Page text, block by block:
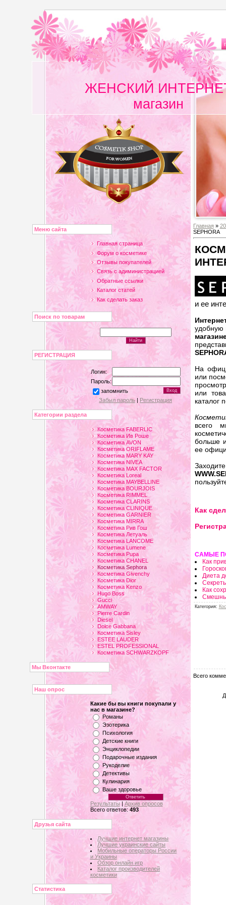
ЖЕНСКИЙ
магазин
Меню сайта
Главная страница
Форум о косметике
Отзывы покупателей
Связь с адиминистрацией
Обратные ссылки
Каталог статей
Как сделать заказ
Поиск по товарам
РЕГИСТРАЦИЯ
Логин:
Пароль:
запомнить
Забыл пароль | Регистрация
Категории раздела
Косметика FABERLIC
Косметика Ив Роше
Косметика AVON
Косметика ORIFLAME
Косметика MARY KAY
Косметика NIVEA
Косметика MAX FACTOR
Косметика Loreal
Косметика MAYBELLINE
Косметика BOURJOIS
Косметика RIMMEL
Косметика CLARINS
Косметика CLINIQUE
Косметика GARNIER
Косметика MIRRA
Косметика Рив Гош
Косметика Летуаль
Косметика LANCOME
Косметика Lumene
Косметика Pupa
Косметика CHANEL
Косметика Sephora
Косметика Givenchy
Косметика Dior
Косметика Kenzo
Hugo Boss
Gucci
AMWAY
Pierre Cardin
Diesel
Dolce Gabbana
Косметика Sisley
ESTEE LAUDER
ESTEL PROFESSIONAL
Косметика SCHWARZKOPF
Мы Вконтакте
Наш опрос
Какие бы вы книги покупали у
нас в магазине?
Романы
Эзотерика
Психология
Детские книги
Энциклопедии
Подарочные издания
Рукоделие
Детективы
Кулинария
Ваше здоровье
Результаты|Архив опросов
Всего ответов: 493
Друзья сайта
Лучшие интернет магазины
Лучшие украинские сайты
Мобильные операторы России
и Украины
Обзор онлайн игр
Каталог производителей
косметики
Статистика
Главная»
SEPHORA
и ее
удобную
На
или
или
каталог
всего
больше
ее
Как
САМЫЕ
Как
Диета
Как
Категория:
Всего